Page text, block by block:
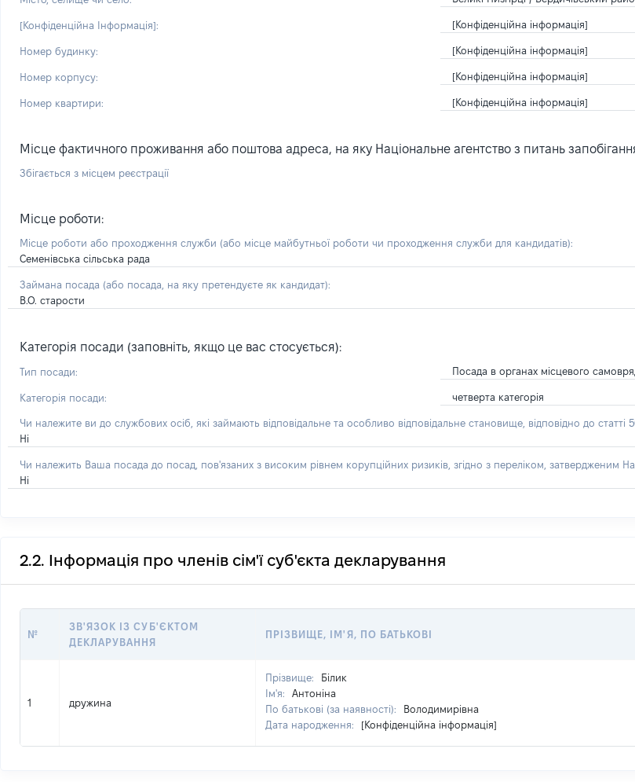
[Конфіденційна Інформація]: [Конфіденційна інформація]
Номер будинку: [Конфіденційна інформація]
Номер корпусу: [Конфіденційна інформація]
Номер квартири: [Конфіденційна інформація]
Місце фактичного проживання або поштова адреса, на яку Національне агентство з питань
Збігається з місцем реєстрації
Місце роботи:
Місце роботи або проходження служби (або місце майбутньої роботи чи проходження служби для кандидатів):
Семенівська сільська рада
Займана посада (або посада, на яку претендуєте як кандидат):
В.О. старости
Категорія посади (заповніть, якщо це вас стосується):
Тип посади: Посада в органах місцевого
Категорія посади: четверта категорія
Чи належите ви до службових осіб, які займають відповідальне та особливо відповідальне становище, відповідно до статті
Ні
Чи належить Ваша посада до посад, пов'язаних з високим рівнем корупційних ризиків, згідно з переліком, затвердженим
Ні
2.2. Інформація про членів сім'ї суб'єкта декларування
№
ЗВ'ЯЗОК ІЗ СУБ'ЄКТОМ
ДЕКЛАРУВАННЯ
ПРІЗВИЩЕ, ІМ'Я, ПО БАТЬКОВІ
1 дружина
Прізвище:
Білик
Ім'я:
Антоніна
По батькові (за наявності):
Володимирівна
Дата народження:
[Конфіденційна інформація]